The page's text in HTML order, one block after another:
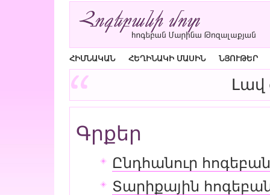
ՀԻՄՆԱԿԱՆ ՀԵՂԻՆԱԿԻ ՄԱՍԻՆ ՆՅՈՒԹԵՐ
Լավ
Գրքեր
Ընդհանուր
Տարիքային